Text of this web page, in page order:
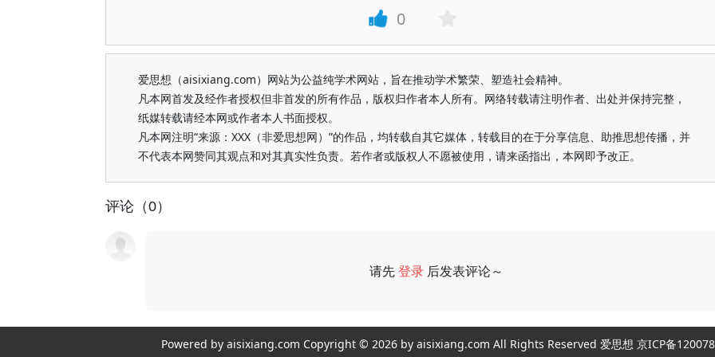
0
爱思想（aisixiang.com）网站为公益纯学术网站，旨在推动学术繁荣、塑造社会精神。
凡本网首发及经作者授权但非首发的所有作品，版权归作者本人所有。网络转载请注明作者、出处并保持完整，
纸媒转载请经本网或作者本人书面授权。
凡本网注明“来源：XXX（非爱思想网）”的作品，均转载自其它媒体，转载目的在于分享信息、助推思想传播，并
不代表本网赞同其观点和对其真实性负责。若作者或版权人不愿被使用，请来函指出，本网即予改正。
评论（0）
请先登录 后发表评论～
Powered by aisixiang.com Copyright © 2026 by aisixiang.com All Rights Reserved 爱思想 京ICP备